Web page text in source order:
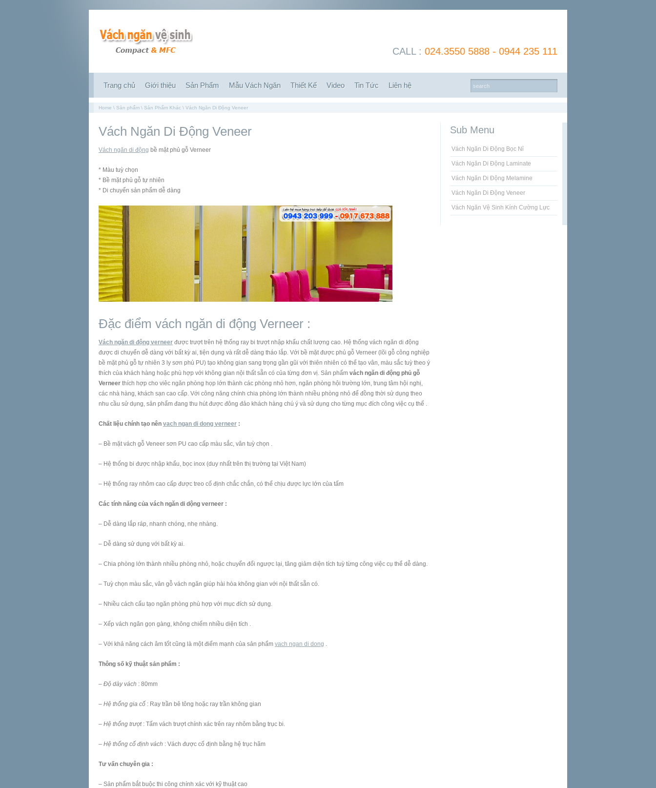
CALL : 024.3550 5888 - 0944 235 111
Trang chủ Giới thiệu Sản Phẩm Mẫu Vách Ngăn Thiết Kế Video Tin Tức Liên hệ
Home \ Sản phẩm \ Sản Phẩm Khác \ Vách Ngăn Di Động Veneer
Vách Ngăn Di Động Veneer
Vách ngăn di động bề mặt phủ gỗ Verneer
* Màu tuỳ chọn
* Bề mặt phủ gỗ tự nhiên
* Di chuyển sản phẩm dễ dàng
Đặc điểm vách ngăn di động Verneer :
Vách ngăn di động verneer được trượt trên hệ thống ray bi trượt nhập khẩu chất lượng cao. Hệ thống vách ngăn di động
được di chuyển dễ dàng với bất kỳ ai, tiện dụng và rất dễ dàng tháo lắp. Với bề mặt được phủ gỗ Verneer (lõi gỗ công nghiệp
bề mặt phủ gỗ tự nhiên 3 ly sơn phủ PU) tạo không gian sang trọng gần gũi với thiên nhiên có thể tạo vân, màu sắc tuỳ theo ý
thích của khách hàng hoặc phù hợp với không gian nội thất sẵn có của từng đơn vị. Sản phẩm vách ngăn di động phủ gỗ
Verneer thích hợp cho viêc ngăn phòng họp lớn thành các phòng nhỏ hơn, ngăn phòng hội trường lớn, trung tâm hội nghị,
các nhà hàng, khách sạn cao cấp. Với công năng chính chia phòng lớn thành nhiều phòng nhỏ để đồng thời sử dụng theo
nhu cầu sử dụng, sản phẩm đang thu hút được đông đảo khách hàng chú ý và sử dụng cho từng mục đích công việc cụ thể .
Chất liệu chính tạo nên vach ngan di dong verneer :
– Bề mặt vách gỗ Veneer sơn PU cao cấp màu sắc, vân tuỳ chọn .
– Hệ thống bi được nhập khẩu, bọc inox (duy nhất trên thị trường tại Việt Nam)
– Hệ thống ray nhôm cao cấp được treo cố định chắc chắn, có thể chịu được lực lớn của tấm
Các tính năng của vách ngăn di dộng verneer :
– Dễ dàng lắp ráp, nhanh chóng, nhẹ nhàng.
– Dễ dàng sử dụng với bất kỳ ai.
– Chia phòng lớn thành nhiều phòng nhỏ, hoặc chuyển đổi ngược lại, tăng giảm diện tích tuỳ từng công việc cụ thể dễ dàng.
– Tuỳ chọn màu sắc, vân gỗ vách ngăn giúp hài hòa không gian với nội thất sẵn có.
– Nhiều cách cấu tạo ngăn phòng phù hợp với mục đích sử dụng.
– Xếp vách ngăn gọn gàng, không chiếm nhiều diện tích .
– Với khả năng cách âm tốt cũng là một điểm mạnh của sản phẩm vach ngan di dong .
Thông số kỹ thuật sản phẩm :
– Độ dày vách : 80mm
– Hệ thống gia cố : Ray trần bê tông hoặc ray trần không gian
– Hệ thống trượt: Tấm vách trượt chính xác trên ray nhôm bằng trục bi.
– Hệ thống cố định vách : Vách được cố định bằng hệ trục hãm
Tư vấn chuyên gia :
– Sản phẩm bắt buộc thi công chính xác với kỹ thuật cao
Sub Menu
Vách Ngăn Di Động Bọc Nỉ
Vách Ngăn Di Động Laminate
Vách Ngăn Di Động Melamine
Vách Ngăn Di Động Veneer
Vách Ngăn Vệ Sinh Kính Cường Lực